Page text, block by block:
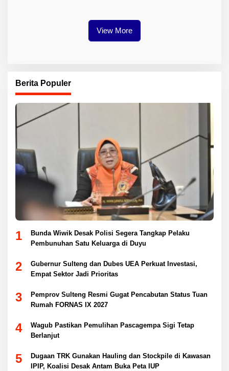
View More
Berita Populer
1
Bunda Wiwik Desak Polisi Segera Tangkap Pelaku
Pembunuhan Satu Keluarga di Duyu
2
Gubernur Sulteng dan Dubes UEA Perkuat Investasi,
Empat Sektor Jadi Prioritas
3
Pemprov Sulteng Resmi Gugat Pencabutan Status Tuan
Rumah FORNAS IX 2027
4
Wagub Pastikan Pemulihan Pascagempa Sigi Tetap
Berlanjut
5
Dugaan TRK Gunakan Hauling dan Stockpile di Kawasan
IPIP, Koalisi Desak Antam Buka Peta IUP